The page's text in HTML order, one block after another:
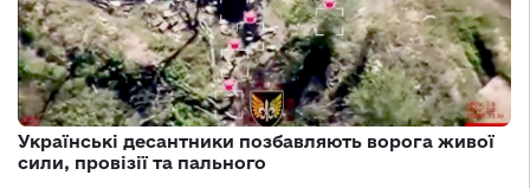
Українські десантники позбавляють ворога живої
сили, провізії та пального